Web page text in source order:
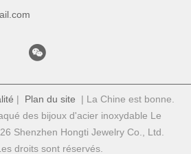
| Plan du site | La Chine est bonne.
des bijoux d'acier inoxydable Le
Shenzhen Hongti Jewelry Co., Ltd.
droits sont réservés.